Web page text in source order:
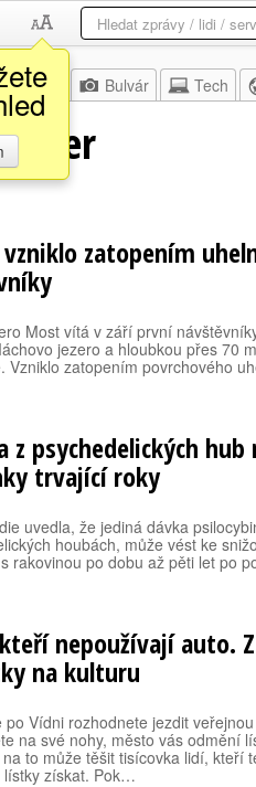
Bulvár Tech
zatopením
Most vítá v září první
jezero a hloubkou přes 70
Vzniklo zatopením povrchového
z psychedelických
trvající roky
uvedla, že jediná dávka
houbách, může vést ke
rakovinou po dobu až pěti let po
nepoužívají auto.
na kulturu
po Vídni rozhodnete jezdit
na své nohy, město vás odmění
to může těšit tisícovka lidí, kteří
lístky získat. Pok…